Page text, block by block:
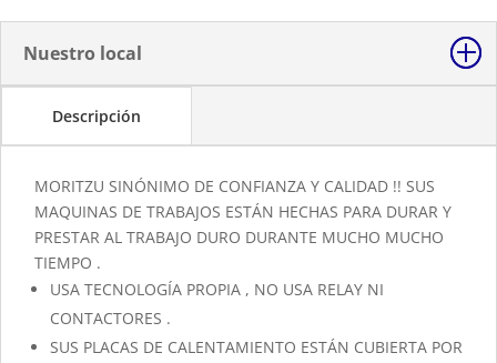
Nuestro local
Descripción
MORITZU SINÓNIMO DE CONFIANZA Y CALIDAD !! SUS
MAQUINAS DE TRABAJOS ESTÁN HECHAS PARA DURAR Y
PRESTAR AL TRABAJO DURO DURANTE MUCHO MUCHO
TIEMPO .
USA TECNOLOGÍA PROPIA , NO USA RELAY NI
CONTACTORES .
SUS PLACAS DE CALENTAMIENTO ESTÁN CUBIERTA POR